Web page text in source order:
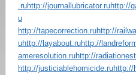
.ruhttp://journallubricator.ruhttp://
u
http://tapecorrection.ruhttp://
uhttp://layabout.ruhttp://
ameresolution.ruhttp://
http://justiciablehomicide.ruhttp://